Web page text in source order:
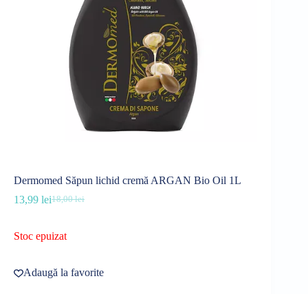
Dermomed Săpun lichid cremă ARGAN Bio Oil 1L
18,00lei
Prețul
fost:
13,99 leiPrețul
13,99 lei.
Stoc epuizat
Adaugă la favorite